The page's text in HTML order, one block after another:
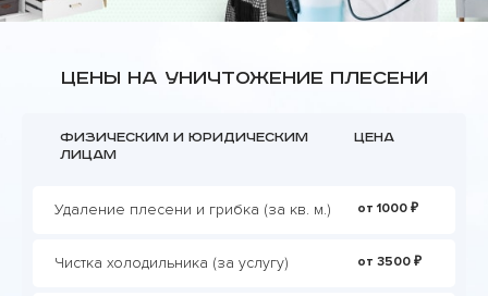
Цены на уничтожение плесени
Физическим и юридическим
лицам
Цена
Удаление плесени и грибка (за кв. м.) от 1000 ₽
Чистка холодильника (за услугу) от 3500 ₽